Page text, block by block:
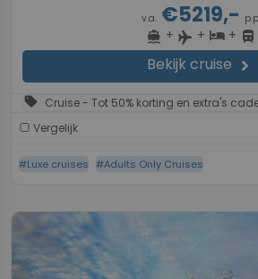
v.a.€5219,-
directions_boat + flight + hotel+ directions_bus
Bekijk cruise chevron_right
sell Cruise - Tot 50% korting en extra's
Vergelijk
#Luxe cruises #Adults Only Cruises